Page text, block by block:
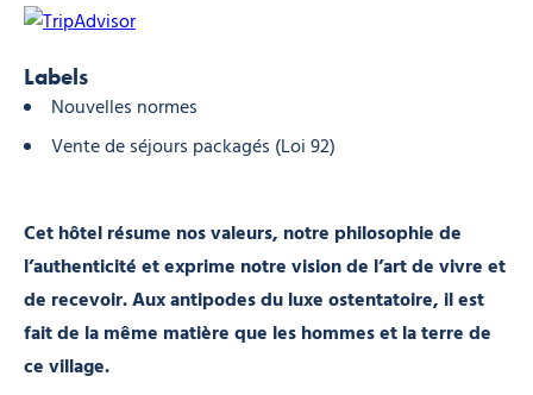
Cet hôtel résume nos valeurs, notre philosophie de
l’authenticité et exprime notre vision de l’art de vivre et
de recevoir. Aux antipodes du luxe ostentatoire, il est
fait de la même matière que les hommes et la terre de
ce village.
Labels
Nouvelles normes
Vente de séjours packagés (Loi 92)